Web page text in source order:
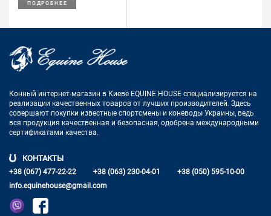
ПОДРОБНЕЕ
Конный интернет-магазин в Киеве EQUINE HOUSE специализируется на
реализации качественных товаров от лучших производителей. Здесь
совершают покупки известные спортсмены и коневоды Украины, ведь
вся продукция качественная и безопасная, одобрена международными
сертификатами качества.
КОНТАКТЫ
+38 (067) 477-22-22 +38 (063) 230-04-01
+38 (050) 595-10-00
info.equinehouse@gmail.com